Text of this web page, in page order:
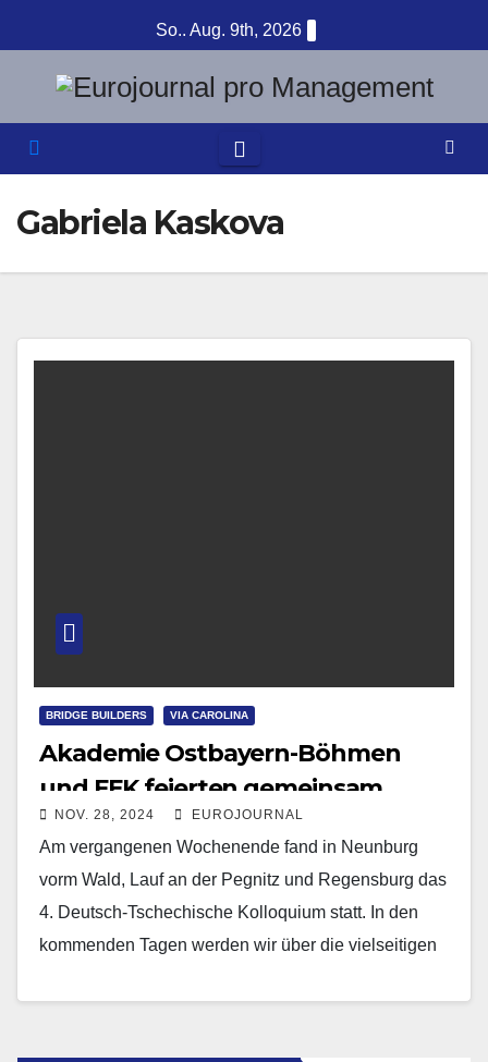
Inhalt
springen
So.. Aug. 9th, 2026
Gabriela Kaskova
BRIDGE BUILDERS VIA CAROLINA
Akademie Ostbayern-Böhmen
und FEK feierten gemeinsam
NOV. 28, 2024 EUROJOURNAL
Am vergangenen Wochenende fand in Neunburg
vorm Wald, Lauf an der Pegnitz und Regensburg das
4. Deutsch-Tschechische Kolloquium statt. In den
kommenden Tagen werden wir über die vielseitigen